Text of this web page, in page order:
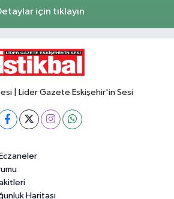
için tıklayın
| Lider Gazete Eskişehir'in Sesi
Haritası